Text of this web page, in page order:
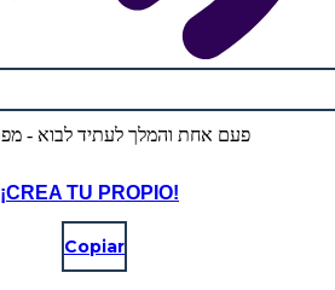
¡CREA TU PROPIO!
Copiar